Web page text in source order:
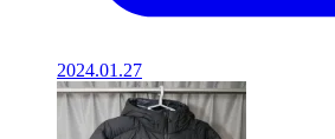
2024.01.27